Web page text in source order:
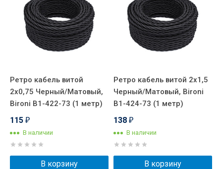
Ретро кабель витой
2x0,75 Черный/Матовый,
Bironi B1-422-73 (1 метр)
115 ₽
В наличии
В корзину
Ретро кабель витой 2x1,5
Черный/Матовый, Bironi
B1-424-73 (1 метр)
138 ₽
В наличии
В корзину